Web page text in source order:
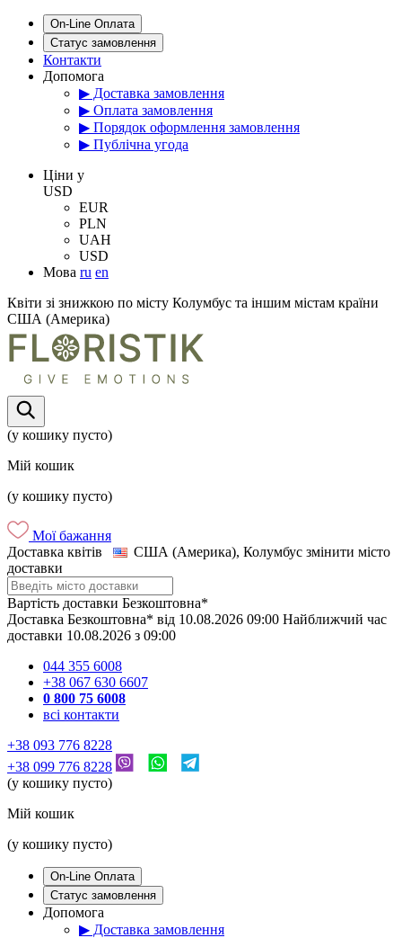
On-Line Оплата
Статус замовлення
Контакти
Допомога
▶ Доставка замовлення
▶ Оплата замовлення
▶ Порядок оформлення замовлення
▶ Публічна угода
Цiни у
USD
EUR
PLN
UAH
USD
Мова ru en
Квіти зі знижкою по місту Колумбус та іншим містам країни
США (Америка)
(у кошику пусто)
Мій кошик
(у кошику пусто)
Мої бажання
Доставка квітів
США (Америка), Колумбус змінити місто
доставки
Вартість доставки Безкоштовна*
Доставка Безкоштовна* від 10.08.2026 09:00 Найближчий час
доставки 10.08.2026 з 09:00
044 355 6008
+38 067 630 6607
0 800 75 6008
всі контакти
+38 093 776 8228
+38 099 776 8228
(у кошику пусто)
Мій кошик
(у кошику пусто)
On-Line Оплата
Статус замовлення
Допомога
▶ Доставка замовлення